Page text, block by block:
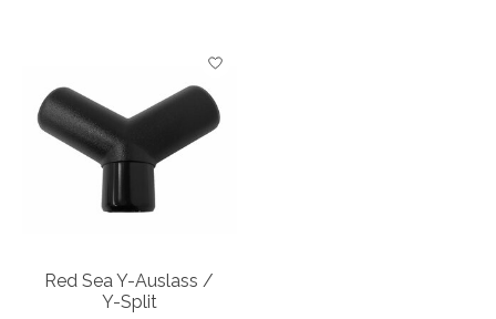
Red Sea Y-Auslass /
Y-Split